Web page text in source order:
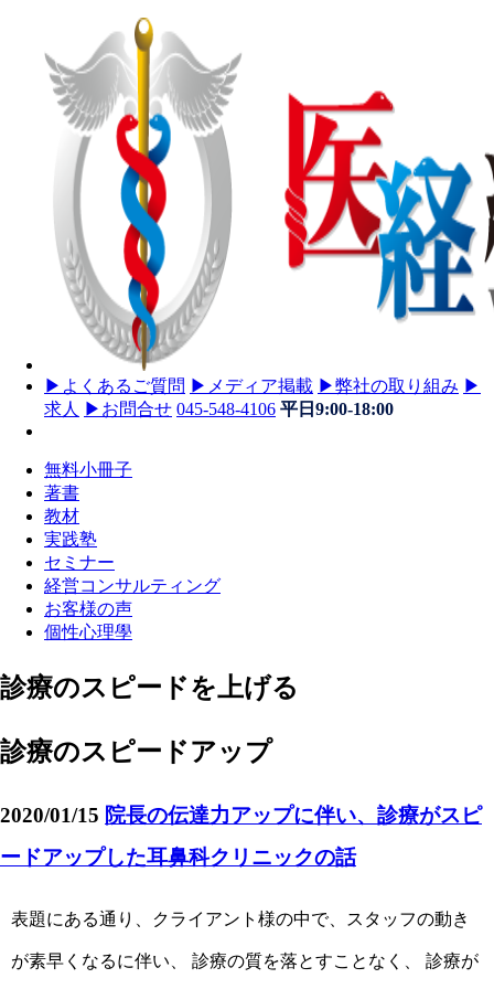
▶ よくあるご質問 ▶ メディア掲載 ▶弊社の取り組み ▶
求人
▶ お問合せ 045-548-4106 平日9:00-18:00
無料小冊子
著書
教材
実践塾
セミナー
経営コンサルティング
お客様の声
個性心理學
診療のスピードを上げる
診療のスピードアップ
2020/01/15 院長の伝達力アップに伴い、診療がスピ
ードアップした耳鼻科クリニックの話
表題にある通り、クライアント様の中で、スタッフの動き
が素早くなるに伴い、 診療の質を落とすことなく、 診療が